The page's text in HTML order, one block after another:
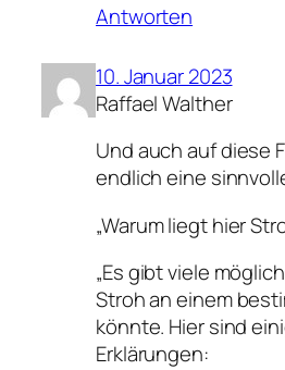
Antworten
10. Januar 2023
Raffael Walther
Und auch auf diese
endlich eine
„Warum liegt hier
„Es gibt viele
Stroh an einem
könnte. Hier sind
Erklärungen: